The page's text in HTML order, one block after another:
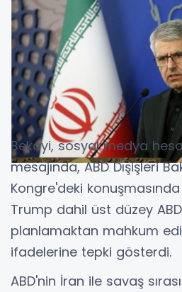
Bekayi, sosyal medya
mesajında, ABD Dışişleri
Kongre'deki konuşmasında
Trump dahil üst düzey
planlamaktan mahkum
ifadelerine tepki gösterdi.
ABD'nin İran ile savaş